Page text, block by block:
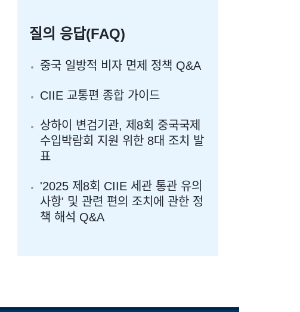
질의 응답(FAQ)
중국 일방적 비자 면제 정책 Q&A
CIIE 교통편 종합 가이드
상하이 변검기관, 제8회 중국국제
수입박람회 지원 위한 8대 조치 발
표
'2025 제8회 CIIE 세관 통관 유의
사항' 및 관련 편의 조치에 관한 정
책 해석 Q&A